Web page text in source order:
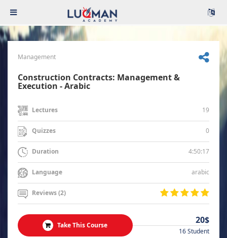
Management
Construction Contracts: Management &
Execution - Arabic
Lectures 19
Quizzes 0
Duration 4:50:17
Language arabic
Reviews (2)
Take This Course 20$
16 Student